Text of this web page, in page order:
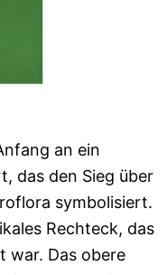
an ein
das den Sieg über
symbolisiert.
Rechteck, das
war. Das obere